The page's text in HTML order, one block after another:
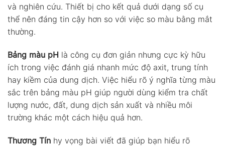
và nghiên cứu. Thiết bị cho kết quả dưới dạng số cụ
thể nên đáng tin cậy hơn so với việc so màu bằng mắt
thường.
Bảng màu pH là công cụ đơn giản nhưng cực kỳ hữu
ích trong việc đánh giá nhanh mức độ axit, trung tính
hay kiềm của dung dịch. Việc hiểu rõ ý nghĩa từng màu
sắc trên bảng màu pH giúp người dùng kiểm tra chất
lượng nước, đất, dung dịch sản xuất và nhiều môi
trường khác một cách hiệu quả hơn.
Thương Tín hy vọng bài viết đã giúp bạn hiểu rõ